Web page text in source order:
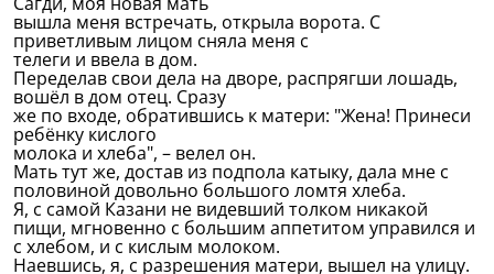
вышла меня встречать, открыла ворота. С
приветливым лицом сняла меня с
телеги и ввела в дом.
Переделав свои дела на дворе, распрягши лошадь,
вошёл в дом отец. Сразу
же по входе, обратившись к матери: "Жена! Принеси
ребёнку кислого
молока и хлеба", – велел он.
Мать тут же, достав из подпола катыку, дала мне с
половиной довольно большого ломтя хлеба.
Я, с самой Казани не видевший толком никакой
пищи, мгновенно с большим аппетитом управился и
с хлебом, и с кислым молоком.
Наевшись, я, с разрешения матери, вышел на улицу.